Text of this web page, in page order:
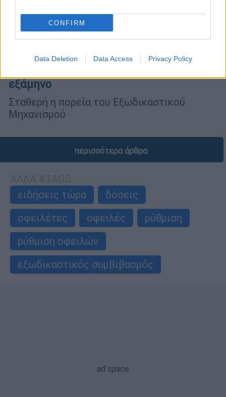
CONFIRM
Data Deletion Data Access Privacy Policy
Εξωδικαστικός: Διευρύνεται η ρύθμιση
εξάμηνο
Σταθερή η πορεία του Εξωδικαστικού
Μηχανισμού
περισσότερα άρθρα
ειδήσεις τώρα
δόσεις
οφειλέτες
οφειλές
ρύθμιση
ρύθμιση οφειλών
εξωδικαστικός συμβιβασμός